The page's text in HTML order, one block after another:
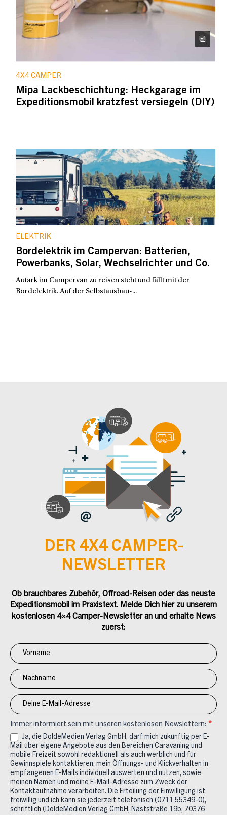
4X4 CAMPER
Mipa Lackbeschichtung: Heckgarage im
Expeditionsmobil kratzfest versiegeln (DIY)
ELEKTRIK
Bordelektrik im Campervan: Batterien,
Powerbanks, Solar, Wechselrichter und Co.
Autark im Campervan zu reisen steht und fällt mit der
Bordelektrik. Auf der Selbstausbau-...
DER 4X4 CAMPER-
NEWSLETTER
Ob brauchbares Zubehör, Offroad-Reisen oder das neuste
Expeditionsmobil im Praxistext. Melde Dich hier zu unserem
kostenlosen 4×4 Camper-Newsletter an und erhalte News
zuerst:
Newsletter
Anmeldung
4x4
Immer informiert sein mit unseren kostenlosen Newslettern: *
Ja, die DoldeMedien Verlag GmbH, darf mich zukünftig per E-
Mail über eigene Angebote aus den Bereichen Caravaning und
mobile Freizeit sowohl redaktionell als auch werblich und für
Gewinnspiele kontaktieren, mein Öffnungs- und Klickverhalten in
empfangenen E-Mails individuell auswerten und nutzen, sowie
meinen Namen und meine E-Mail-Adresse zum Zweck der
Kontaktaufnahme verarbeiten. Die Erteilung der Einwilligung ist
freiwillig und ich kann sie jederzeit telefonisch (0711 55349-0),
schriftlich (DoldeMedien Verlag GmbH, Naststraße 19b, 70376